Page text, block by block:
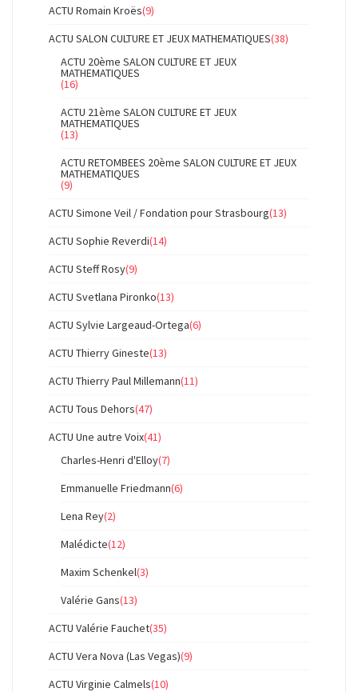
ACTU Romain Kroës(9)
ACTU SALON CULTURE ET JEUX MATHEMATIQUES(38)
ACTU 20ème SALON CULTURE ET JEUX
MATHEMATIQUES
(16)
ACTU 21ème SALON CULTURE ET JEUX
MATHEMATIQUES
(13)
ACTU RETOMBEES 20ème SALON CULTURE ET JEUX
MATHEMATIQUES
(9)
ACTU Simone Veil / Fondation pour Strasbourg(13)
ACTU Sophie Reverdi(14)
ACTU Steff Rosy(9)
ACTU Svetlana Pironko(13)
ACTU Sylvie Largeaud-Ortega(6)
ACTU Thierry Gineste(13)
ACTU Thierry Paul Millemann(11)
ACTU Tous Dehors(47)
ACTU Une autre Voix(41)
Charles-Henri d'Elloy(7)
Emmanuelle Friedmann(6)
Lena Rey(2)
Malédicte(12)
Maxim Schenkel(3)
Valérie Gans(13)
ACTU Valérie Fauchet(35)
ACTU Vera Nova (Las Vegas)(9)
ACTU Virginie Calmels(10)